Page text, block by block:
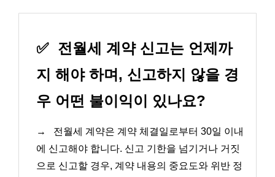
✅ 전월세 계약 신고는 언제까
지 해야 하며, 신고하지 않을 경
우 어떤 불이익이 있나요?
→
전월세 계약은 계약 체결일로부터 30일 이내
에 신고해야 합니다. 신고 기한을 넘기거나 거짓
으로 신고할 경우, 계약 내용의 중요도와 위반 정